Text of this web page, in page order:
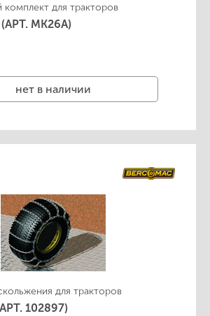
для тракторов
(АРТ. MK26A)
нет в наличии
для тракторов
102897)